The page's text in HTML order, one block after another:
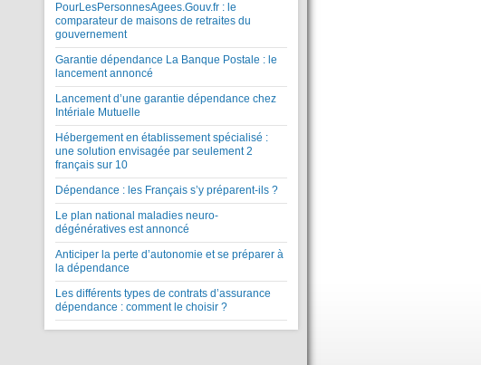
PourLesPersonnesAgees.Gouv.fr : le
comparateur de maisons de retraites du
gouvernement
Garantie dépendance La Banque Postale : le
lancement annoncé
Lancement d’une garantie dépendance chez
Intériale Mutuelle
Hébergement en établissement spécialisé :
une solution envisagée par seulement 2
français sur 10
Dépendance : les Français s’y préparent-ils ?
Le plan national maladies neuro-
dégénératives est annoncé
Anticiper la perte d’autonomie et se préparer à
la dépendance
Les différents types de contrats d’assurance
dépendance : comment le choisir ?